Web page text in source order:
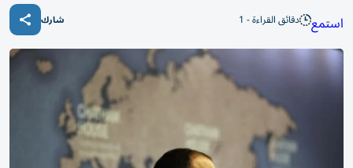
استمع دقائق القراءة - 1 شارك